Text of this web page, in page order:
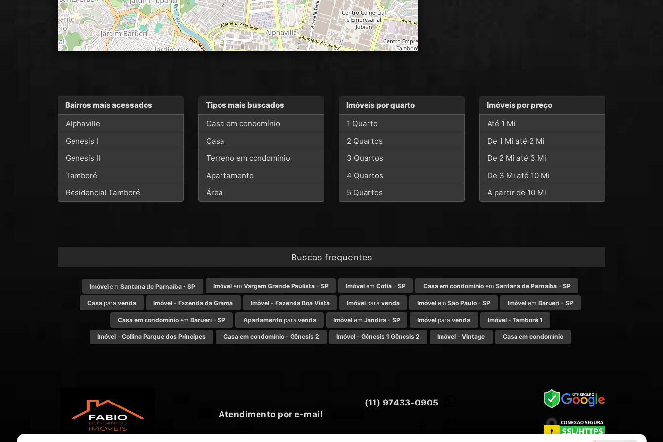
Bairros mais acessados
Alphaville
Genesis I
Genesis II
Tamboré
Residencial Tamboré
Tipos mais buscados
Casa em condomínio
Casa
Terreno em condomínio
Apartamento
Área
Imóveis por quarto
1 Quarto
2 Quartos
3 Quartos
4 Quartos
5 Quartos
Imóveis por preço
Até 1 Mi
De 1 Mi até 2 Mi
De 2 Mi até 3 Mi
De 3 Mi até 10 Mi
A partir de 10 Mi
Buscas frequentes
Imóvel emSantana de Parnaíba - SP Imóvelem Vargem Grande Paulista - SP Imóvel emCotia - SP Casa em condomínioem Santana de Parnaíba - SP
Casa paravenda Imóvel -Fazenda da Grama Imóvel- Fazenda Boa Vista Imóvel paravenda Imóvelem São Paulo - SP Imóvelem Barueri - SP
Casa em condomínio emBarueri - SP Apartamentopara venda Imóvel em Jandira - SP Imóvel paravenda Imóvel- Tamboré 1
Imóvel -Collina Parque dos Príncipes Casa em condomínio- Gênesis 2 Imóvel - Gênesis 1 Gênesis 2 Imóvel -Vintage Casa em condomínio
Atendimento por e-mail
(11) 97433-0905